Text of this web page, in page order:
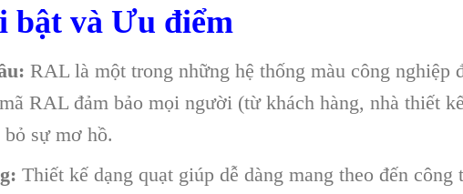
bật và Ưu điểm
RAL là một trong những hệ thống màu công nghiệp
RAL đảm bảo mọi người (từ khách hàng, nhà thiết
sự mơ hồ.
Thiết kế dạng quạt giúp dễ dàng mang theo đến